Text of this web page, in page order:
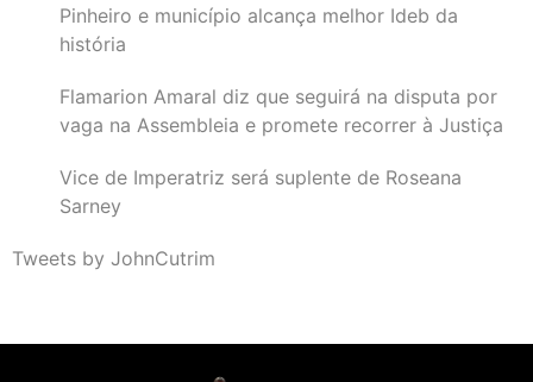
Pinheiro e município alcança melhor Ideb da
história
Flamarion Amaral diz que seguirá na disputa por
vaga na Assembleia e promete recorrer à Justiça
Vice de Imperatriz será suplente de Roseana
Sarney
Tweets by JohnCutrim